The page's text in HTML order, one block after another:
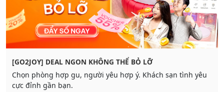
[GO2JOY] DEAL NGON KHÔNG THỂ BỎ LỠ
Chọn phòng hợp gu, người yêu hợp ý. Khách sạn tình yêu
cực đỉnh gần bạn.